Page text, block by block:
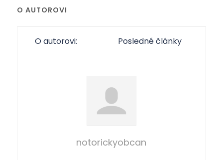
O AUTOROVI
O autorovi: Posledné články
notorickyobcan